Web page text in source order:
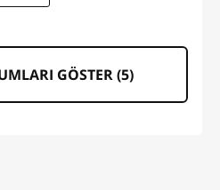
GÖSTER (5)